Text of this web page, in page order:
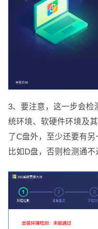
3、要注意，这一步会检
统环境、软硬件环境及
了C盘外，至少还要有
比如D盘，否则检测通不